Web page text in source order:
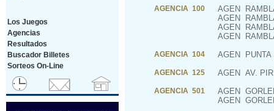
Los Juegos
Agencias
Resultados
Buscador Billetes
Sorteos On-Line
AGENCIA 100 AGEN
AGEN
AGEN
AGEN
AGENCIA 104 AGEN PUNTA
AGENCIA 125 AGEN AV.
AGENCIA 501 AGEN
AGEN